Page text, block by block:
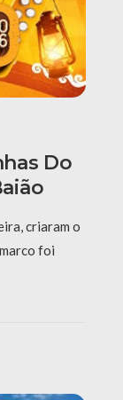
Do
criaram o
foi